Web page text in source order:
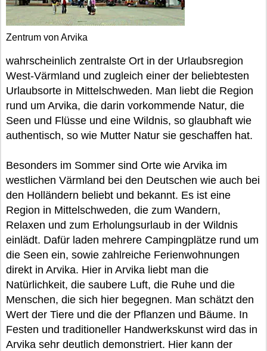
Zentrum von Arvika
wahrscheinlich zentralste Ort in der Urlaubsregion
West-Värmland und zugleich einer der beliebtesten
Urlaubsorte in Mittelschweden. Man liebt die Region
rund um Arvika, die darin vorkommende Natur, die
Seen und Flüsse und eine Wildnis, so glaubhaft wie
authentisch, so wie Mutter Natur sie geschaffen hat.
Besonders im Sommer sind Orte wie Arvika im
westlichen Värmland bei den Deutschen wie auch bei
den Holländern beliebt und bekannt. Es ist eine
Region in Mittelschweden, die zum Wandern,
Relaxen und zum Erholungsurlaub in der Wildnis
einlädt. Dafür laden mehrere Campingplätze rund um
die Seen ein, sowie zahlreiche Ferienwohnungen
direkt in Arvika. Hier in Arvika liebt man die
Natürlichkeit, die saubere Luft, die Ruhe und die
Menschen, die sich hier begegnen. Man schätzt den
Wert der Tiere und die der Pflanzen und Bäume. In
Festen und traditioneller Handwerkskunst wird das in
Arvika sehr deutlich demonstriert. Hier kann der